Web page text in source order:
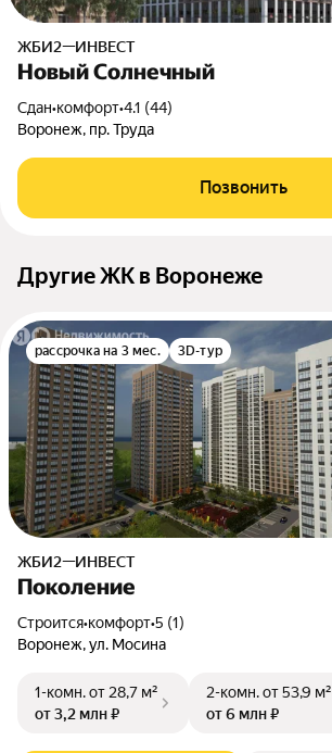
ЖБИ2—ИНВЕСТ
Новый Солнечный
Сдан•комфорт•4.1 (44)
Воронеж, пр. Труда
Позвонить
Другие ЖК в Воронеже
рассрочка на 3 мес. 3D-тур
ЖБИ2—ИНВЕСТ
Поколение
Строится•комфорт•5 (1)
Воронеж, ул. Мосина
1-комн.от 28,7 м²
от 3,2 млн ₽
2-комн.от 53,9 м²
от 6 млн ₽